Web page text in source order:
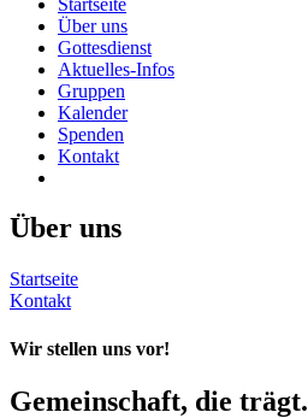
Über uns
Gottesdienst
Aktuelles-Infos
Gruppen
Kalender
Spenden
Kontakt
Über uns
Startseite
Kontakt
Wir stellen uns vor!
Gemeinschaft, die trägt.